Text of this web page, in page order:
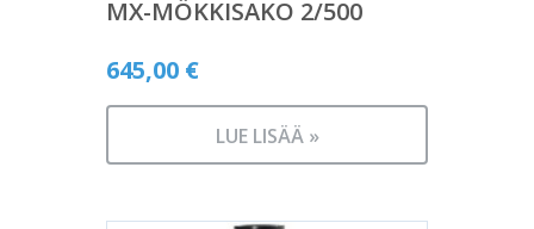
MX-MÖKKISAKO 2/500
645,00 €
LUE LISÄÄ »